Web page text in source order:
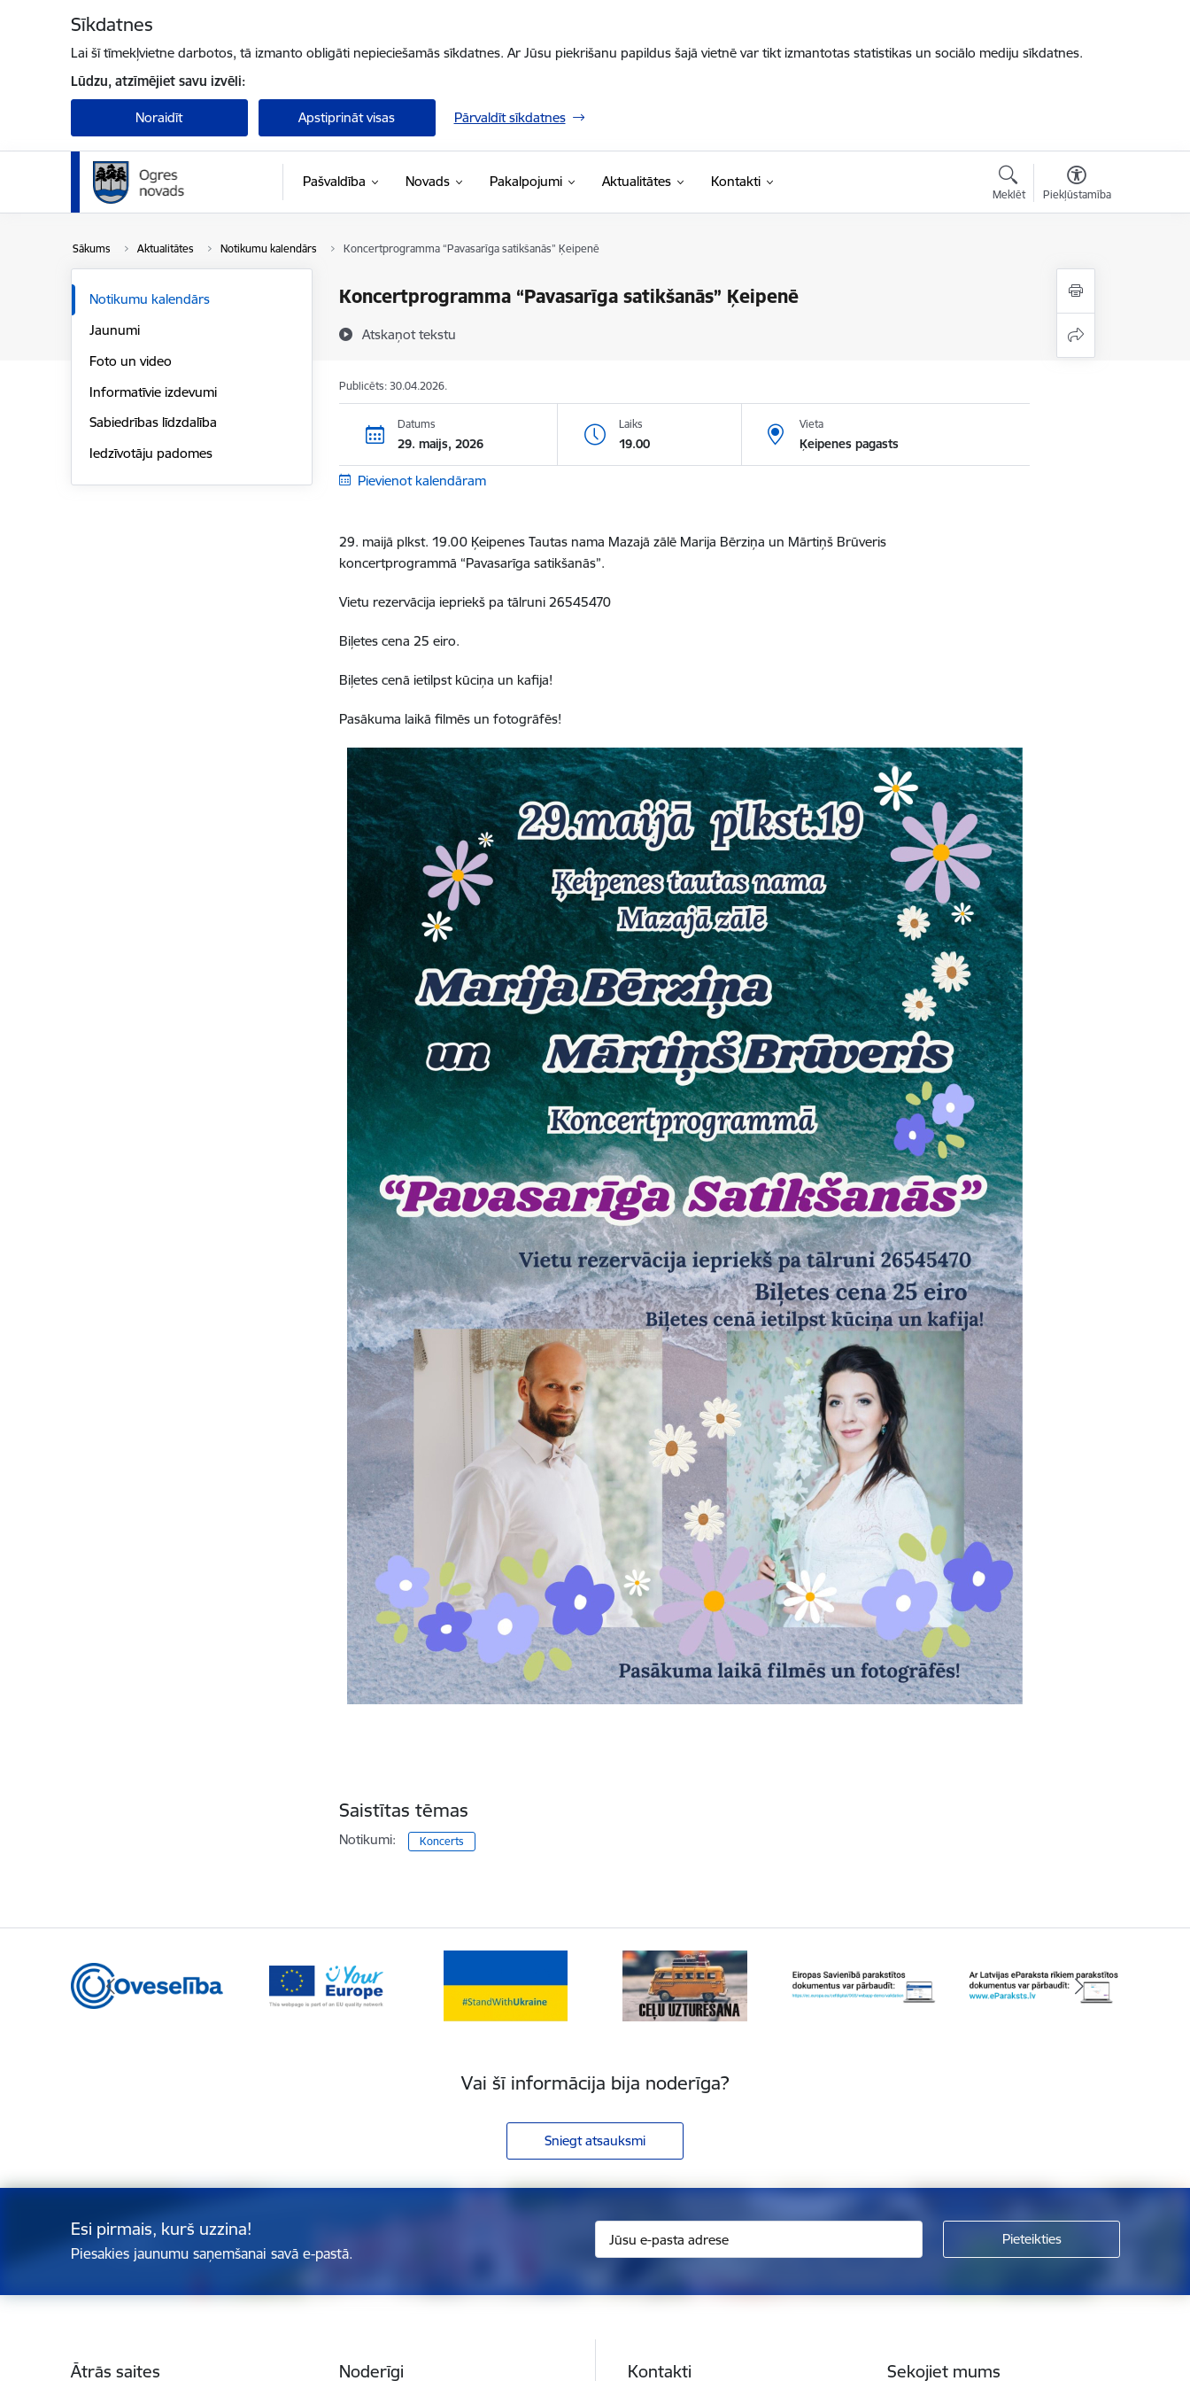
Sīkdatnes
Lai šī tīmekļvietne darbotos, tā izmanto obligāti nepieciešamās sīkdatnes. Ar Jūsu piekrišanu papildus šajā vietnē var tikt izmantotas statistikas un sociālo mediju sīkdatnes.
Lūdzu, atzīmējiet savu izvēli:
Noraidīt Apstiprināt visas Pārvaldīt sīkdatnes
Pašvaldība Novads Pakalpojumi Aktualitātes Kontakti
Meklēt Piekļūstamība
Sākums Aktualitātes Notikumu kalendārs Koncertprogramma “Pavasarīga satikšanās” Ķeipenē
Koncertprogramma “Pavasarīga satikšanās” Ķeipenē
Atskaņot tekstu
Notikumu kalendārs
Jaunumi
Foto un video
Informatīvie izdevumi
Sabiedrības līdzdalība
Iedzīvotāju padomes
Publicēts: 30.04.2026.
Datums
29. maijs, 2026
Laiks
19.00
Vieta
Ķeipenes pagasts
Pievienot kalendāram
29. maijā plkst. 19.00 Ķeipenes Tautas nama Mazajā zālē Marija Bērziņa un Mārtiņš Brūveris
koncertprogrammā “Pavasarīga satikšanās”.
Vietu rezervācija iepriekš pa tālruni 26545470
Biļetes cena 25 eiro.
Biļetes cenā ietilpst kūciņa un kafija!
Pasākuma laikā filmēs un fotogrāfēs!
Saistītas tēmas
Notikumi: Koncerts
Vai šī informācija bija noderīga?
Sniegt atsauksmi
Esi pirmais, kurš uzzina!
Piesakies jaunumu saņemšanai savā e-pastā.
Ātrās saites Noderīgi Kontakti Sekojiet mums